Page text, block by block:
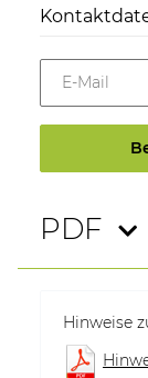
E-Mail
PDF
Hinweise